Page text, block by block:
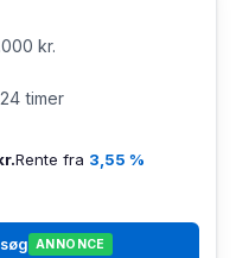
kr.
timer
Rente fra 3,55 %
ANNONCE